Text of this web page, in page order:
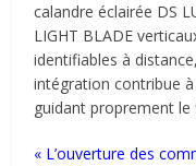
calandre éclairée DS
LIGHT BLADE
identifiables à
intégration contribue
guidant proprement le
« L’ouverture des